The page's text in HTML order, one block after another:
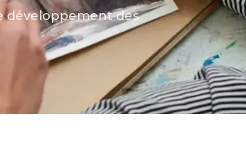
développement des